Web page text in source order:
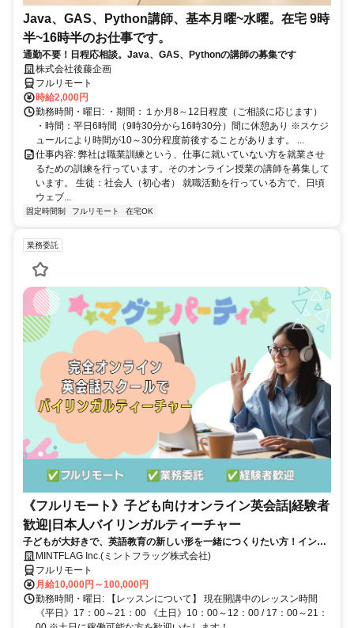
Java、GAS、Python講師、基本月曜~水曜。在宅 9時
半~16時半のお仕事です。
通勤不要！日程応相談。Java、GAS、Pythonの講師の募集です
株式会社後藤企画
フルリモート
時給2,000円
勤務時間・曜日: ・期間：１か月8～12日程度（ご相談に応じます）
・時間：平日6時間（9時30分から16時30分）間に休憩あり ※スケジ
ュールにより時間が10～30分程度前後することがあります。 ...
仕事内容: 弊社は職業訓練という、仕事に就いていない方を就業させ
るための訓練を行っています。そのオンライン授業の講師を募集して
います。 生徒：社会人（初心者） 就職活動を行っている方で、日頃
ウェブ...
固定時間制 フルリモート 在宅OK
業務委託
《フルリモート》子ども向けオンライン英会話|経験者
歓迎|日本人バイリンガルティーチャー
子どもが大好きで、英語教育の新しい形を一緒につくりたい方！インタ
ー・英語教室経験者歓迎！
MINTFLAG Inc.(ミントフラッグ株式会社)
フルリモート
月給10,000円～100,000円
勤務時間・曜日: 【レッスンについて】 現在開講中のレッスン時間
《平日》17：00～21：00 《土日》10：00～12：00 / 17：00～21：